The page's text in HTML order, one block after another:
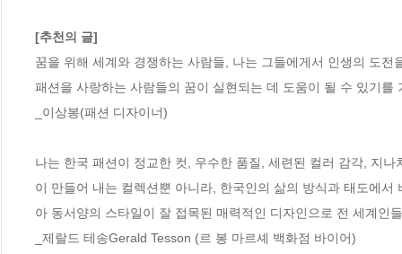
[추천의 글]
꿈을 위해 세계와 경쟁하는 사람들, 나는 그들에게서 인생의 도
패션을 사랑하는 사람들의 꿈이 실현되는 데 도움이 될 수 있기를
_이상봉(패션 디자이너)
나는 한국 패션이 정교한 컷, 우수한 품질, 세련된 컬러 감각, 지
이 만들어 내는 컬렉션뿐 아니라, 한국인의 삶의 방식과 태도에
아 동서양의 스타일이 잘 접목된 매력적인 디자인으로 전 세계인
_제랄드 테송Gerald Tesson (르 봉 마르셰 백화점 바이어)